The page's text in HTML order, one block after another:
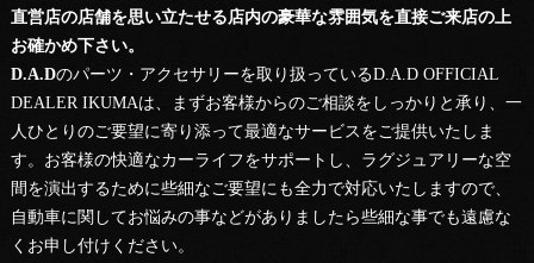
直営店の店舗を思い立たせる店内の豪華な雰囲気を直接ご来店の上
お確かめ下さい。
D.A.Dのパーツ・ アクセサリーを取り扱っているD.A.DOFFICIAL
DEALER IKUMAは、まずお客様からのご相談をしっかりと承り、一
人ひとりのご要望に寄り添って最適なサービスをご提供いたしま
す。お客様の快適なカーライフをサポートし、ラグジュアリーな空
間を演出するために些細なご要望にも全力で対応いたしますので、
自動車に関してお悩みの事などがありましたら些細な事でも遠慮な
くお申し付けください。